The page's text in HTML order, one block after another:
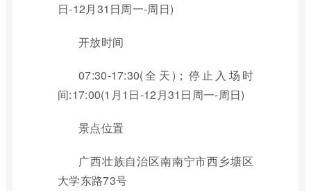
日-12月31日周一-周日)
开放时间
07:30-17:30(全天)；停止入场时
间:17:00(1月1日-12月31日周一-周日)
景点位置
广西壮族自治区南南宁市西乡塘区
大学东路73号